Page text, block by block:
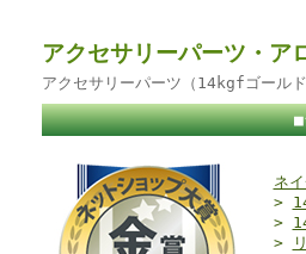
アクセサリーパーツ・ア
アクセサリーパーツ（14kgfゴール
■
ネ
>
>
>